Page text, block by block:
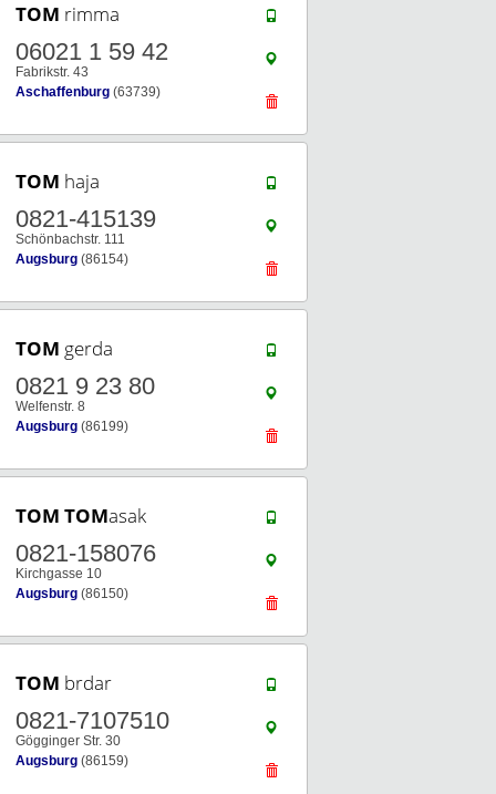
TOM rimma
06021 1 59 42
Fabrikstr. 43
Aschaffenburg (63739)
TOM haja
0821-415139
Schönbachstr. 111
Augsburg (86154)
TOM gerda
0821 9 23 80
Welfenstr. 8
Augsburg (86199)
TOM TOMasak
0821-158076
Kirchgasse 10
Augsburg (86150)
TOM brdar
0821-7107510
Gögginger Str. 30
Augsburg (86159)